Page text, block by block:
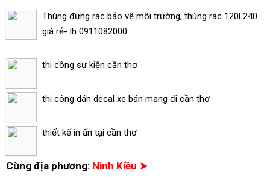
Thùng đựng rác bảo vệ môi trường, thùng rác 120l 240
giá rẻ- lh 0911082000
thi công sự kiện cần thơ
thi công dán decal xe bán mang đi cần thơ
thiết kế in ấn tại cần thơ
Cùng địa phương: Ninh Kiều ➤